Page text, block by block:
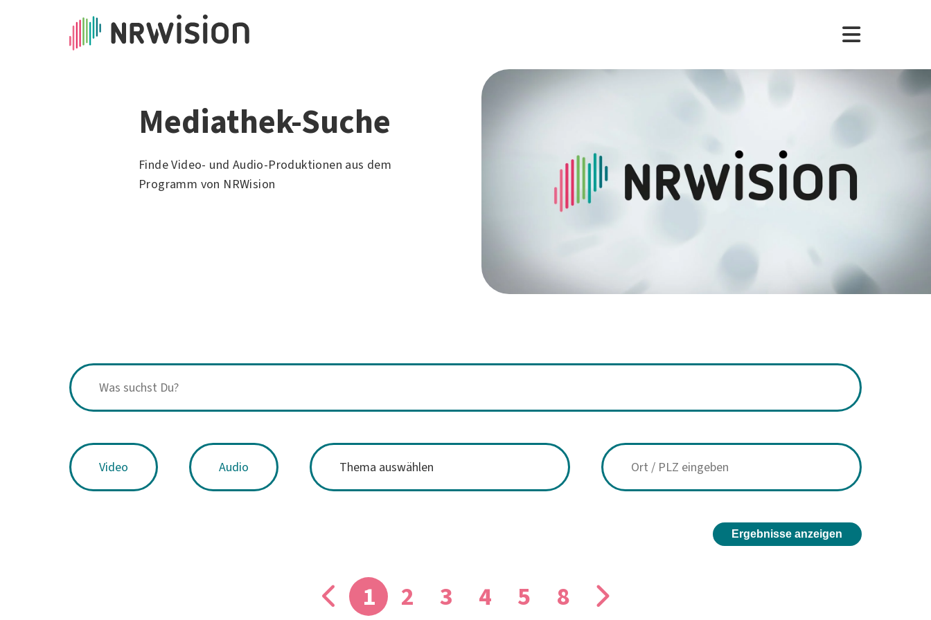
Mediathek-Suche
Finde Video- und Audio-Produktionen aus dem
Programm von NRWision
Video Audio
Ergebnisse anzeigen
1 2 3 4 5 8